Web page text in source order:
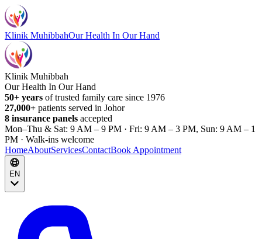
Klinik MuhibbahOur Health In Our Hand
Klinik Muhibbah
Our Health In Our Hand
50+ years of trusted family care since 1976
27,000+ patients served in Johor
8 insurance panels accepted
Mon–Thu & Sat: 9 AM – 9 PM · Fri: 9 AM – 3 PM, Sun: 9 AM – 1
PM · Walk-ins welcome
HomeAboutServicesContactBook Appointment
EN